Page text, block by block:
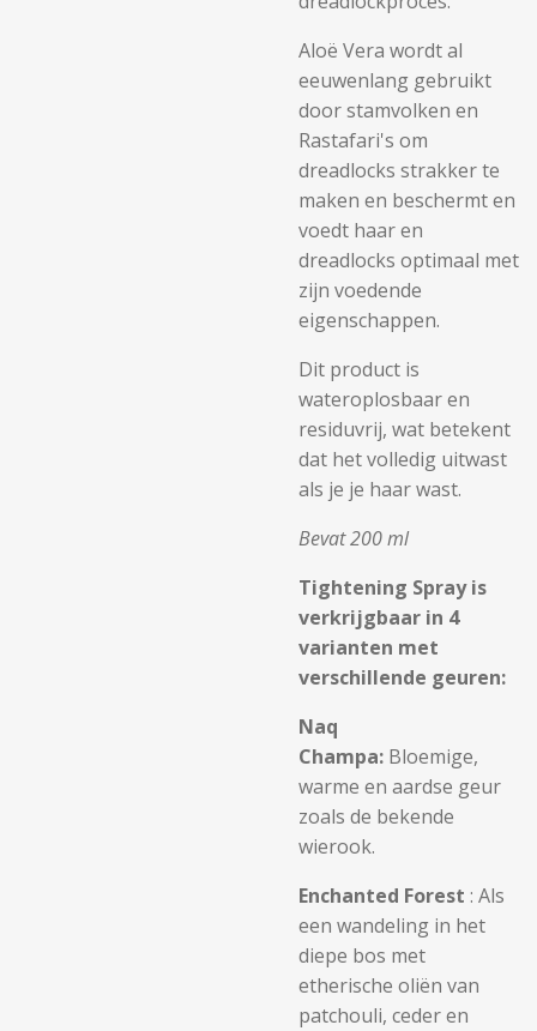
Aloë Vera wordt al
eeuwenlang gebruikt
door stamvolken en
Rastafari's om
dreadlocks strakker te
maken en beschermt en
voedt haar en
dreadlocks optimaal met
zijn voedende
eigenschappen.
Dit product is
wateroplosbaar en
residuvrij, wat betekent
dat het volledig uitwast
als je je haar wast.
Bevat 200 ml
Tightening Spray is
verkrijgbaar in 4
varianten met
verschillende geuren:
Naq
Champa: Bloemige,
warme en aardse geur
zoals de bekende
wierook.
Enchanted Forest : Als
een wandeling in het
diepe bos met
etherische oliën van
patchouli, ceder en